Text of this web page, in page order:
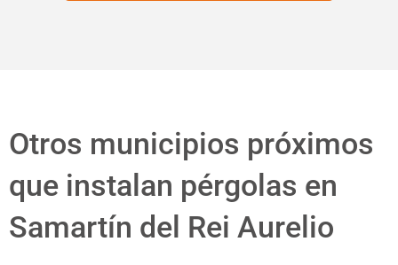
Otros municipios próximos
que instalan pérgolas en
Samartín del Rei Aurelio